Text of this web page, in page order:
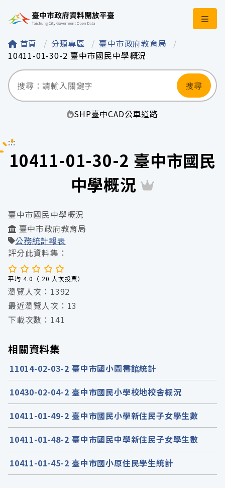
臺中市政府資料開
首頁 分類專區
臺中市政府教育局
10411-01-30-2 臺中市國民中學概況
搜尋
SHP臺中CAD公車道路
:::
10411-01-30-2 臺中市國民
中學概況
臺中市國民中學概況
臺中市政府教育局
公務統計報表
評分此資料集：
平均 4.0（ 20 人次投票）
瀏覽人次：1392
最近瀏覽人次：13
下載次數：141
相關資料集
11014-02-03-2 臺中市國小圖書館統計
10430-02-04-2 臺中市國民小學校地校舍概況
10411-01-49-2 臺中市國民小學新住民子女學生數
10411-01-48-2 臺中市國民中學新住民子女學生數
10411-01-45-2 臺中市國小原住民學生統計